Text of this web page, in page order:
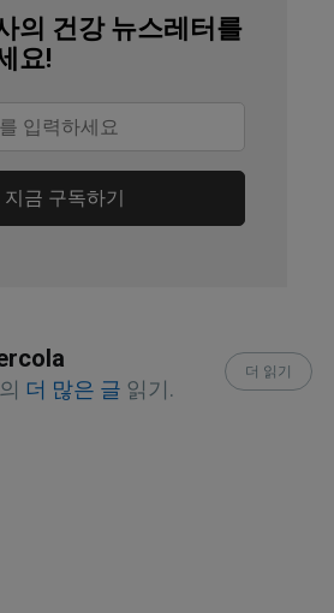
April 4, 2024
2023
Neuroanatomy
June 2013, Volume
Neuroanatomy
Volume 75, Part B,
의 건강 뉴스레터를
요!
지금 구독하기
더 많은 글 읽기.
더 읽기